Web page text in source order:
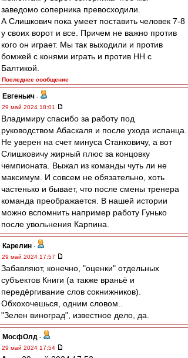
заведомо соперника превосходили.
А Слишкович пока умеет поставить человек 7-8
у своих ворот и все. Причем не важно против
кого он играет. Мы так выходили и против
бомжей с конями играть и против НН с
Балтикой.
Последнее сообщение
Евгеньич -
29 май 2024 18:01
Владимиру спасибо за работу под
руководством Абаскаля и после ухода испанца.
Не уверен на счет минуса Станковичу, а вот
Слишковичу жирный плюс за концовку
чемпионата. Выжал из команды чуть ли не
максимум. И совсем не обязательно, хоть
частенько и бывает, что после смены тренера
команда преображается. В нашей истории
можно вспомнить например работу Гунько
после увольнения Карпина.
Карелин -
29 май 2024 17:57
Забавляют, конечно, "оценки" отдельных
субъектов Книги (а также враньё и
передёргивание слов сокнижников).
Обхохочешься, одним словом..
"Зелен виноград", известное дело, да.
МосфОлд -
29 май 2024 17:54